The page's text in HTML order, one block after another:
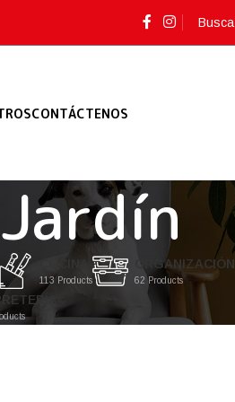
CONTÁCTENOS
113 Products
ORGANIZACIÓN
62 Products